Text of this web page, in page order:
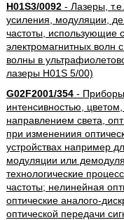
H01S3/0092- Лазеры, т.е.
усиления, модуляции,
частоты, использующие
электромагнитных волн
волны в
лазеры H01S 5/00)
G02F2001/354- Приборы
интенсивностью,
направлением света,
при изменениия
устройствах например
модуляции или
технологические
частоты; нелинейная
оптические аналого-
оптической передачи